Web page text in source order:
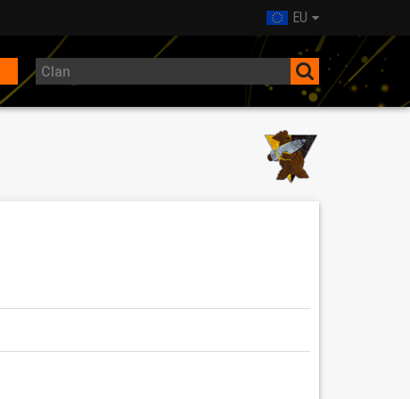
EU
odwiecznym naszym wrogiem. Obok nas
hinduskie. Zadanie, które nam przypadło
nas będą duchy poległych naszych